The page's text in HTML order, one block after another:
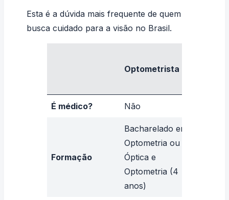
Esta é a dúvida mais frequente de quem
busca cuidado para a visão no Brasil.
Optometrista
É médico? Não
Formação
Bacharelado em
Optometria ou
Óptica e
Optometria (4
anos)